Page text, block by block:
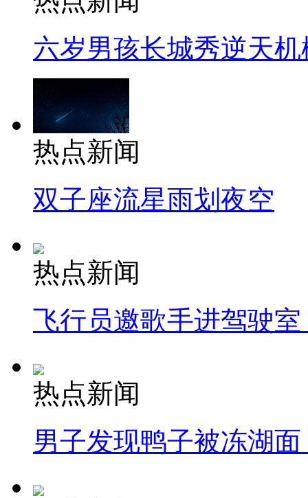
六岁男孩长城秀逆天机
热点新闻
双子座流星雨划夜空
热点新闻
飞行员邀歌手进驾驶
热点新闻
男子发现鸭子被冻湖